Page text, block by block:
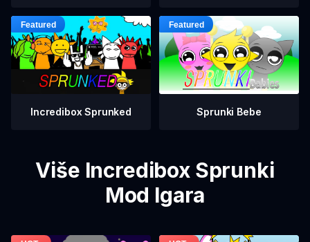
Incredibox Sprunked Sprunki Bebe
Više Incredibox Sprunki
Mod Igara